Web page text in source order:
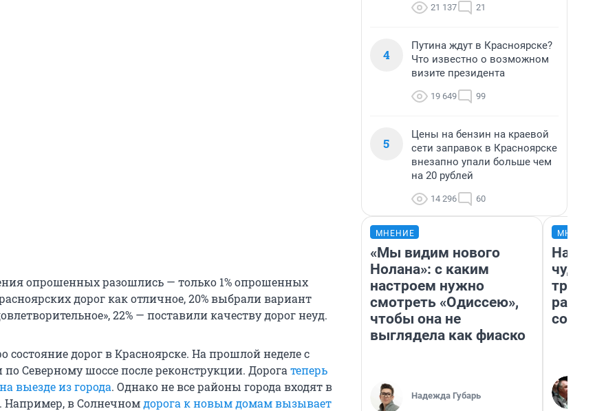
опрошенных разошлись — только 1% опрошенных
дорог как отличное, 20% выбрали вариант
22% — поставили качеству дорог неуд.
дорог в Красноярске. На прошлой неделе с
по Северному шоссе после реконструкции. Дорога теперь
выезде из города. Однако не все районы города входят в
в Солнечномдорога к новым домам вызывает
21 137 21
4
Путина ждут в Красноярске?
Что известно о возможном
визите президента
19 649 99
5
Цены на бензин на краевой
сети заправок в Красноярске
внезапно упали больше чем
на 20 рублей
14 296 60
МНЕНИЕ
«Мы видим нового
Нолана»: с каким
настроем нужно
смотреть «Одиссею»,
чтобы она не
выглядела как фиаско
Надежда Губарь